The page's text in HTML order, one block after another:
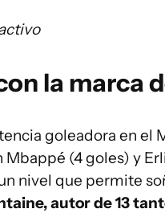
la marca
goleadora en el
Mbappé (4 goles) y
nivel que permite
autor de 13